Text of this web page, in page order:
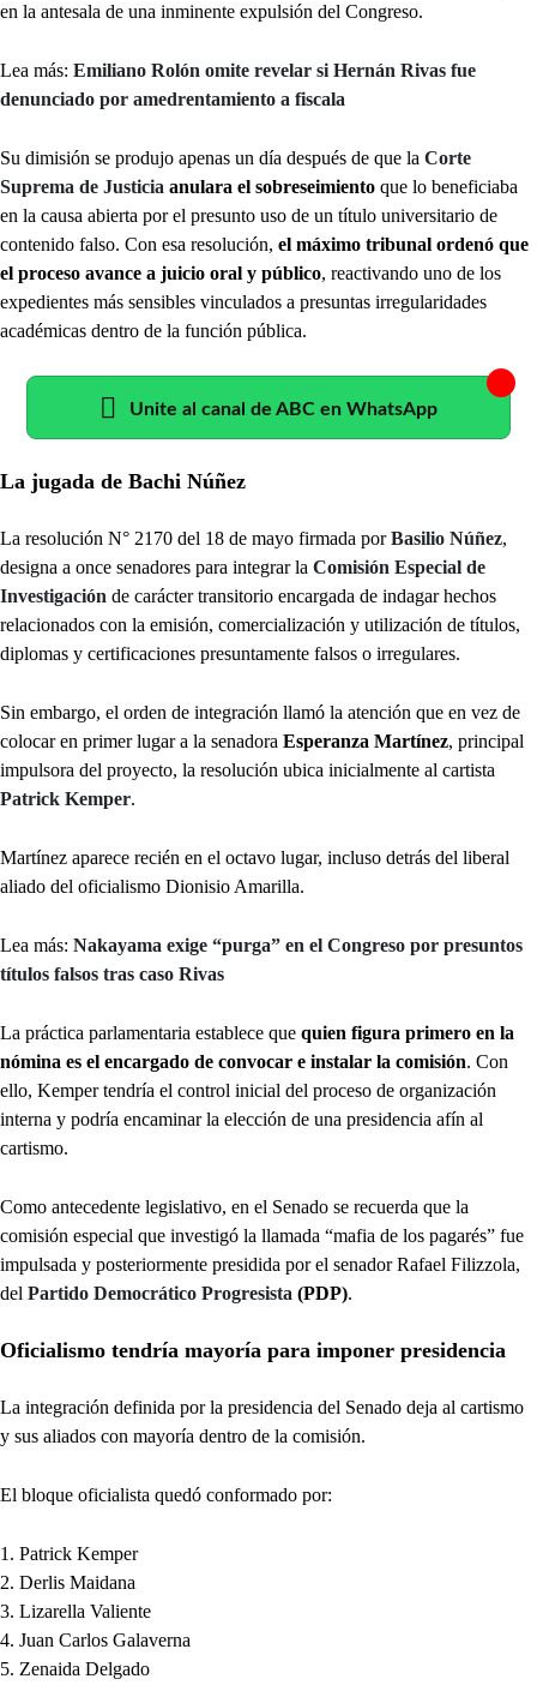
en la antesala de una inminente expulsión del Congreso.
Lea más: Emiliano Rolón omite revelar si Hernán Rivas fue
denunciado por amedrentamiento a fiscala
Su dimisión se produjo apenas un día después de que la Corte
Suprema de Justicia anulara el sobreseimiento que lo beneficiaba
en la causa abierta por el presunto uso de un título universitario de
contenido falso. Con esa resolución, el máximo tribunal ordenó que
el proceso avance a juicio oral y público, reactivando uno de los
expedientes más sensibles vinculados a presuntas irregularidades
académicas dentro de la función pública.
Unite al canal de ABC en WhatsApp
La jugada de Bachi Núñez
La resolución N° 2170 del 18 de mayo firmada porBasilio Núñez,
designa a once senadores para integrar la Comisión Especial de
Investigación de carácter transitorio encargada de indagar hechos
relacionados con la emisión, comercialización y utilización de títulos,
diplomas y certificaciones presuntamente falsos o irregulares.
Sin embargo, el orden de integración llamó la atención que en vez de
colocar en primer lugar a la senadora Esperanza Martínez, principal
impulsora del proyecto, la resolución ubica inicialmente al cartista
Patrick Kemper.
Martínez aparece recién en el octavo lugar, incluso detrás del liberal
aliado del oficialismo Dionisio Amarilla.
Lea más: Nakayama exige “purga” en el Congreso por presuntos
títulos falsos tras caso Rivas
La práctica parlamentaria establece que quien figura primero en la
nómina es el encargado de convocar e instalar la comisión. Con
ello, Kemper tendría el control inicial del proceso de organización
interna y podría encaminar la elección de una presidencia afín al
cartismo.
Como antecedente legislativo, en el Senado se recuerda que la
comisión especial que investigó la llamada “mafia de los pagarés” fue
impulsada y posteriormente presidida por el senador Rafael Filizzola,
del Partido Democrático Progresista (PDP).
Oficialismo tendría mayoría para imponer presidencia
La integración definida por la presidencia del Senado deja al cartismo
y sus aliados con mayoría dentro de la comisión.
El bloque oficialista quedó conformado por:
Patrick Kemper
Derlis Maidana
Lizarella Valiente
Juan Carlos Galaverna
Zenaida Delgado